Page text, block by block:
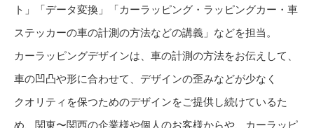
ト」「データ変換」「カーラッピング・ラッピングカー・車
ステッカーの車の計測の方法などの講義」などを担当。
カーラッピングデザインは、車の計測の方法をお伝えして、
車の凹凸や形に合わせて、デザインの歪みなどが少なく
クオリティを保つためのデザインをご提供し続けているた
め、関東〜関西の企業様や個人のお客様からや、カーラッピ